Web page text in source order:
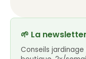
🌱 La
Conseils